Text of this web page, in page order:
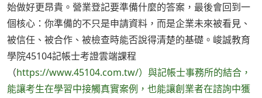
始做好更昂貴。營業登記要準備什麼的答案，最後會回到一
個核心：你準備的不只是申請資料，而是企業未來被看見、
被信任、被合作、被檢查時能否說得清楚的基礎。峻誠教育
學院45104記帳士考證雲端課程
（https://www.45104.com.tw/）與記帳士事務所的結合，
能讓考生在學習中接觸真實案例，也能讓創業者在諮詢中獲